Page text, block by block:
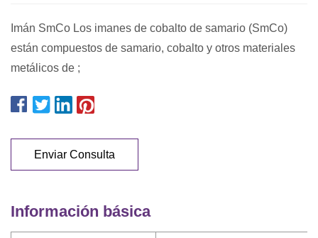
Imán SmCo Los imanes de cobalto de samario (SmCo)
están compuestos de samario, cobalto y otros materiales
metálicos de ;
Enviar Consulta
Información básica